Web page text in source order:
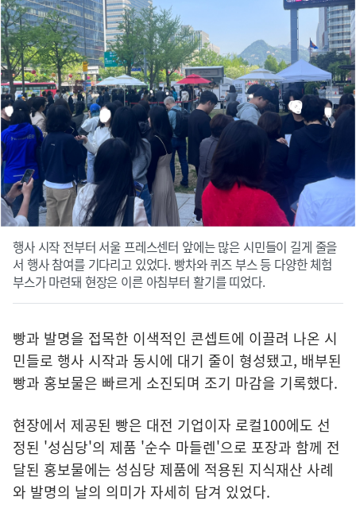
행사 시작 전부터 서울 프레스센터 앞에는 많은 시민들이 길게 줄을
서 행사 참여를 기다리고 있었다. 빵차와 퀴즈 부스 등 다양한 체험
부스가 마련돼 현장은 이른 아침부터 활기를 띠었다.
빵과 발명을 접목한 이색적인 콘셉트에 이끌려 나온 시
민들로 행사 시작과 동시에 대기 줄이 형성됐고, 배부된
빵과 홍보물은 빠르게 소진되며 조기 마감을 기록했다.
현장에서 제공된 빵은 대전 기업이자 로컬100에도 선
정된 '성심당'의 제품 '순수 마들렌'으로 포장과 함께 전
달된 홍보물에는 성심당 제품에 적용된 지식재산 사례
와 발명의 날의 의미가 자세히 담겨 있었다.